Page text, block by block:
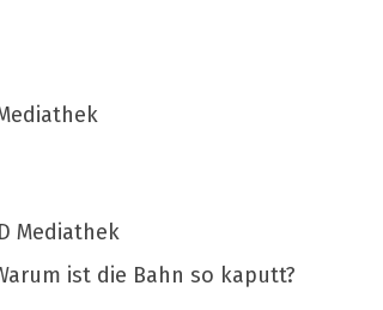
Mediathek
ist die Bahn so kaputt?